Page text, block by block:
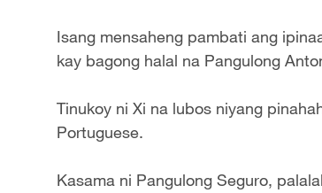
Isang mensaheng pambati ang
kay bagong halal na Pangulong
Tinukoy ni Xi na lubos niyang
Portuguese.
Kasama ni Pangulong Seguro,